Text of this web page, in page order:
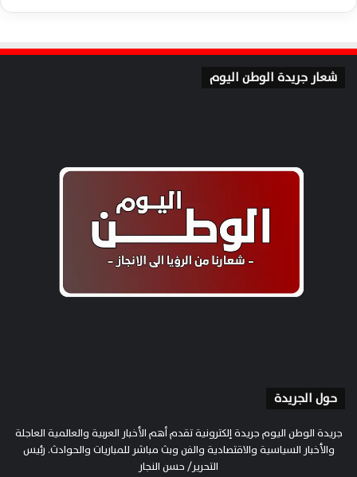
شعار جريدة الوطن اليوم
حول الجريدة
جريدة الوطن اليوم جريدة إلكترونية تقدم أهم الأخبار العربية والعالمية العاجلة
والأخبار السياسية والاقتصادية والفن وبث مباشر للمباريات والحوادث. رئيس
التحرير/ حسن النجار